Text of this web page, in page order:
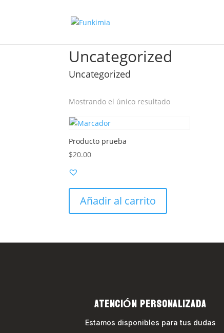
Uncategorized
Uncategorized
Mostrando el único resultado
Producto prueba
$20.00
Añadir al carrito
ATENCIÓN PERSONALIZADA
Estamos disponibles para tus dudas